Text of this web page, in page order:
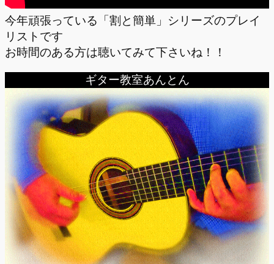
今年頑張っている「割と簡単」シリーズのプレイ
リストです
お時間のある方は聴いてみて下さいね！！
ギター教室あんとん